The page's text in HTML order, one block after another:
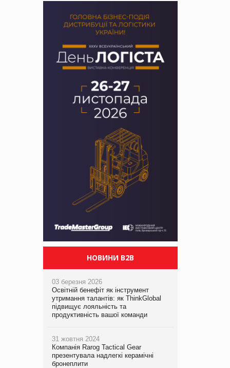
НОВИНИ B2B
03 березня 2026
Освітній бенефіт як інструмент
утримання талантів: як ThinkGlobal
підвищує лояльність та
продуктивність вашої команди
31 жовтня 2024
Компанія Rarog Tactical Gear
презентувала надлегкі керамічні
бронеплити